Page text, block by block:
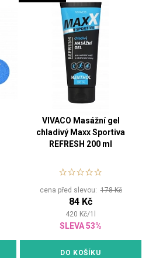
VIVACO Masážní gel
chladivý Maxx Sportiva
REFRESH 200 ml
cena před slevou:178 Kč
84 Kč
420 Kč/1
SLEVA 53%
DO KOŠÍKU